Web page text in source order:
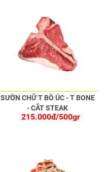
SƯỜN CHỮ T BÒ ÚC - T BONE
- CẮT STEAK
215.000đ/500gr